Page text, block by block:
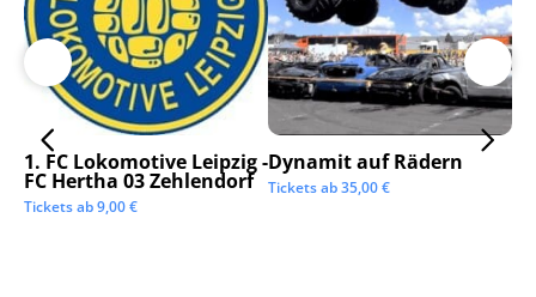
1. FC Lokomotive Leipzig -
FC Hertha 03 Zehlendorf
Tickets ab9,00€
Dynamit auf Rädern
Tickets ab35,00€